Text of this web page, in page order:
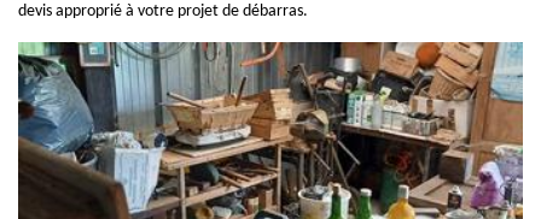
devis approprié à votre projet de débarras.